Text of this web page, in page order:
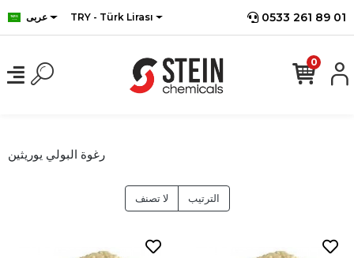
عربى TRY - Türk Lirası 0533 261 89 01
0
رغوة البولي يوريثين
لا تصنف الترتيب